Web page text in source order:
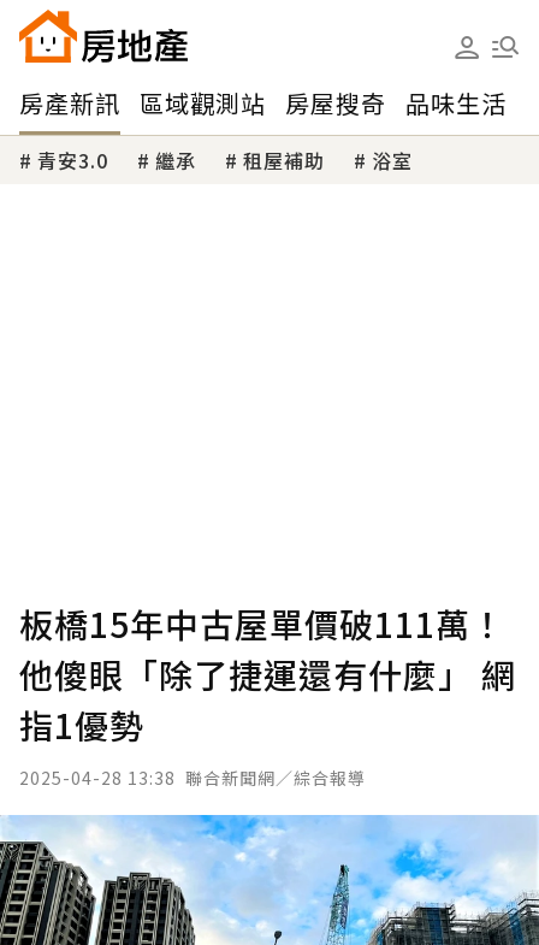
房產新訊 區域觀測站 房屋搜奇 品味生活
青安3.0 繼承 租屋補助 浴室
板橋15年中古屋單價破111萬！
他傻眼「除了捷運還有什麼」 網
指1優勢
2025-04-28 13:38 聯合新聞網／綜合報導